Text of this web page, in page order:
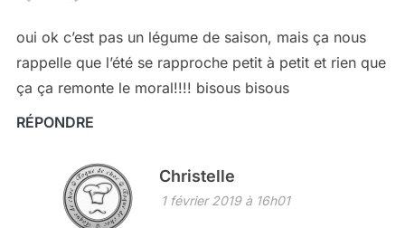
oui ok c’est pas un légume de saison, mais ça nous
rappelle que l’été se rapproche petit à petit et rien que
ça ça remonte le moral!!!! bisous bisous
RÉPONDRE
Christelle
1 février 2019 à 16h01